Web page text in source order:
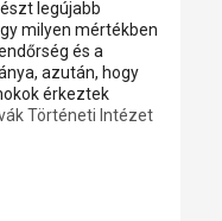
legújabb
milyen mértékben
és a
azután, hogy
érkeztek
Történeti Intézet